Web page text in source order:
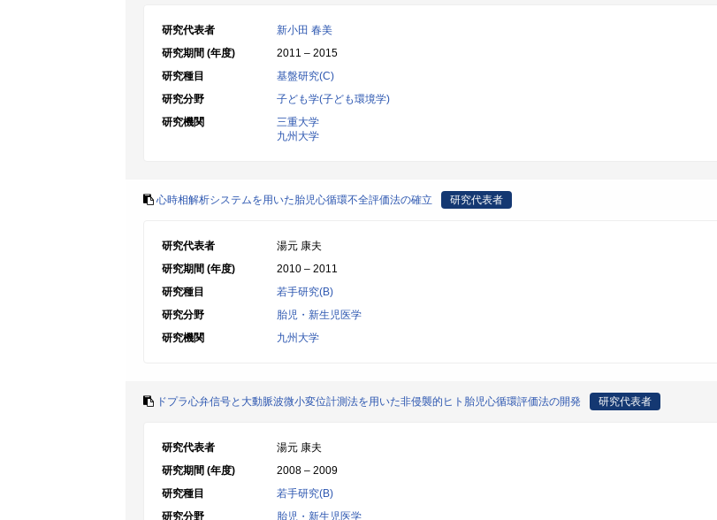
研究代表者
新小田 春美
研究期間 (年度)
2011 – 2015
研究種目
基盤研究(C)
研究分野
子ども学(子ども環境学)
研究機関
三重大学
九州大学
心時相解析システムを用いた胎児心循環不全評価法の確立 研究代表者
研究代表者
湯元 康夫
研究期間 (年度)
2010 – 2011
研究種目
若手研究(B)
研究分野
胎児・新生児医学
研究機関
九州大学
ドプラ心弁信号と大動脈波微小変位計測法を用いた非侵襲的ヒト胎児心循環評価法の開発 研究代表者
研究代表者
湯元 康夫
研究期間 (年度)
2008 – 2009
研究種目
若手研究(B)
研究分野
胎児・新生児医学